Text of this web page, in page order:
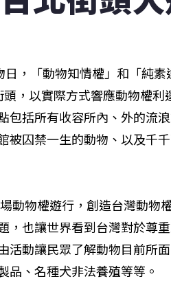
，「動物知情權」和「純
，以實際方式響應動物權
包括所有收容所內、外的流
被囚禁一生的動物、以及千
動物權遊行，創造台灣動物
，也讓世界看到台灣對於尊
活動讓民眾了解動物目前所
品、名種犬非法養殖等等。